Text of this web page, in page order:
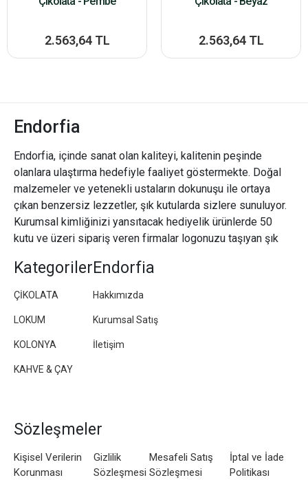
2.563,64 TL 2.563,64 TL
Endorfia
Endorfia, içinde sanat olan kaliteyi, kalitenin peşinde
olanlara ulaştırma hedefiyle faaliyet göstermekte. Doğal
malzemeler ve yetenekli ustaların dokunuşu ile ortaya
çıkan benzersiz lezzetler, şık kutularda sizlere sunuluyor.
Kurumsal kimliğinizi yansıtacak hediyelik ürünlerde 50
kutu ve üzeri sipariş veren firmalar logonuzu taşıyan şık
Kategoriler
ÇİKOLATA
LOKUM
KOLONYA
KAHVE & ÇAY
Endorfia
Hakkımızda
Kurumsal Satış
İletişim
Sözleşmeler
Kişisel Verilerin
Korunması
Gizlilik
Sözleşmesi
Mesafeli Satış
Sözleşmesi
İptal ve İade
Politikası